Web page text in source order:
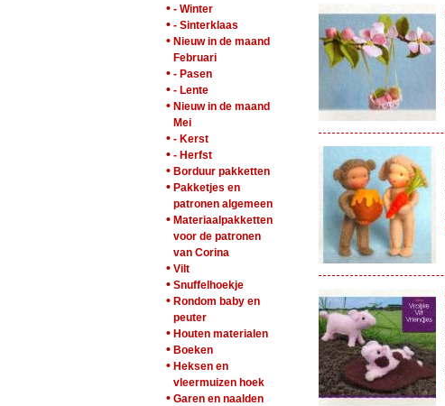
• - Winter
• - Sinterklaas
• Nieuw in de maand
Februari
• - Pasen
• - Lente
• Nieuw in de maand
Mei
• - Kerst
• - Herfst
• Borduur pakketten
• Pakketjes en
patronen algemeen
• Materiaalpakketten
voor de patronen
van Corina
• Vilt
• Snuffelhoekje
• Rondom baby en
peuter
• Houten materialen
• Boeken
• Heksen en
vleermuizen hoek
• Garen en naalden